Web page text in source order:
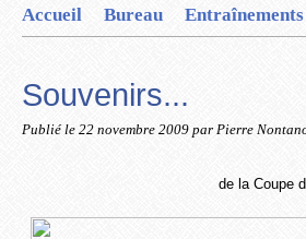
Accueil Bureau Entraînements
Souvenirs...
Publié le 22 novembre 2009 par Pierre
de la Coupe